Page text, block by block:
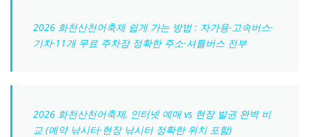
2026 화천산천어축제 쉽게 가는 방법 : 자가용·고속버스·
기차·11개 무료 주차장 정확한 주소·셔틀버스 전부
2026 화천산천어축제, 인터넷 예매 vs 현장 발권 완벽 비
교 (예약 낚시터·현장 낚시터 정확한 위치 포함)